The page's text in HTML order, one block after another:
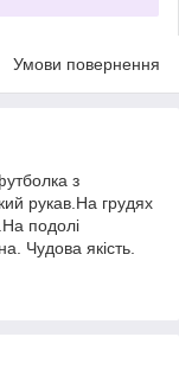
Умови повернення
з
рукав.На грудях
подолі
Чудова якість.